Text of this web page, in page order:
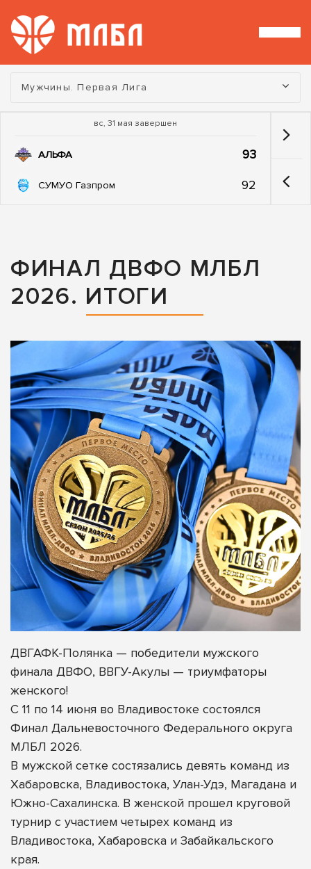
Турнир:
Мужчины. Первая Лига
вс, 31 мая завершен
АЛЬФА 93
СУМУО Газпром 92
ФИНАЛ ДВФО МЛБЛ
2026. ИТОГИ
ДВГАФК-Полянка — победители мужского
финала ДВФО, ВВГУ-Акулы — триумфаторы
женского!
С 11 по 14 июня во Владивостоке состоялся
Финал Дальневосточного Федерального округа
МЛБЛ 2026.
В мужской сетке состязались девять команд из
Хабаровска, Владивостока, Улан-Удэ, Магадана и
Южно-Сахалинска. В женской прошел круговой
турнир с участием четырех команд из
Владивостока, Хабаровска и Забайкальского
края.